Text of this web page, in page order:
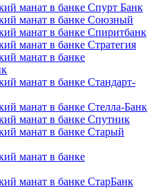
манат в банке Спурт Банк
манат в банке Союзный
манат в банке Спиритбанк
манат в банке Стратегия
манат в банке
манат в банке Стандарт-
манат в банке Стелла-Банк
манат в банке Спутник
манат в банке Старый
манат в банке
манат в банке СтарБанк